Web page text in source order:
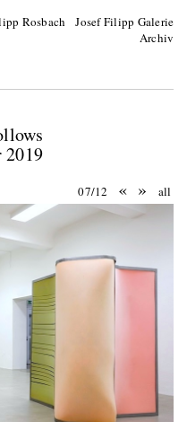
Rosbach Josef Filipp Galerie
Archiv
hollows
2019
07/12 « » all